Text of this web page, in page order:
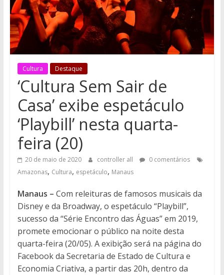
Cultura Destaque
‘Cultura Sem Sair de
Casa’ exibe espetáculo
‘Playbill’ nesta quarta-
feira (20)
20 de maio de 2020 controller all
0 comentários
Amazonas, Cultura, espetáculo, Manaus
Manaus – Com releituras de famosos musicais da
Disney e da Broadway, o espetáculo “Playbill”,
sucesso da “Série Encontro das Águas” em 2019,
promete emocionar o público na noite desta
quarta-feira (20/05). A exibição será na página do
Facebook da Secretaria de Estado de Cultura e
Economia Criativa, a partir das 20h, dentro da